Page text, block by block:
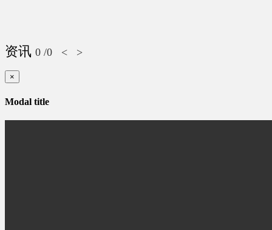
资讯 0 /0 < >
×
Modal title